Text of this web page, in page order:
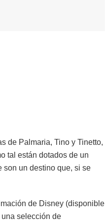
de Palmaria, Tino y Tinetto,
tal están dotados de un
un destino que, si se
de Disney (disponible
selección de